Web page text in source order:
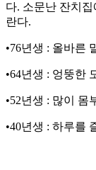
다. 소문난 잔치
란다.
•76년생 : 올바른
•64년생 : 엉뚱한
•52년생 : 많이 몸
•40년생 : 하루를